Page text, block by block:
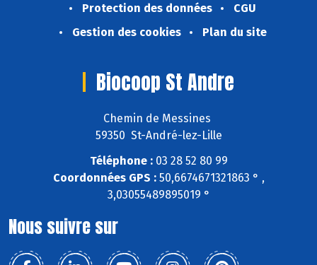
Protection des données
CGU
Gestion des cookies
Plan du site
Biocoop St Andre
Chemin de Messines
59350 St-André-lez-Lille
Téléphone :03 28 52 80 99
Coordonnées GPS :50,6674671321863 ° ,
3,03055489895019 °
Nous suivre sur